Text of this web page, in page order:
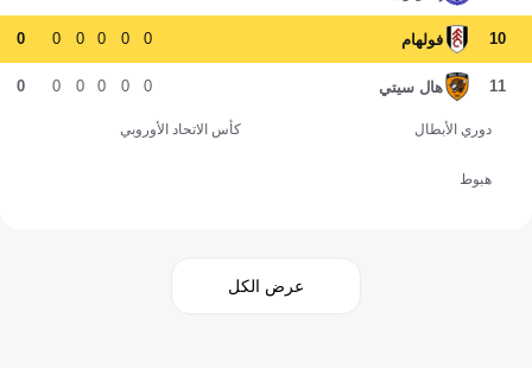
10 فولهام 0
0
0
0
0
0
11 هال سيتي 0
0
0
0
0
0
دوري الأبطال كأس الاتحاد الأوروبي
هبوط
عرض الكل